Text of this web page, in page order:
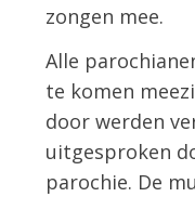
zongen mee.
Alle
te komen
door werden
uitgesproken
parochie. De